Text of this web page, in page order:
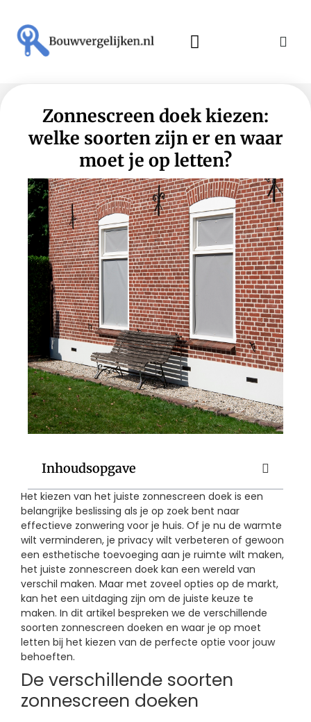
Zonnescreen doek kiezen:
welke soorten zijn er en waar
moet je op letten?
Inhoudsopgave
Het kiezen van het juiste zonnescreen doek is een
belangrijke beslissing als je op zoek bent naar
effectieve zonwering voor je huis. Of je nu de warmte
wilt verminderen, je privacy wilt verbeteren of gewoon
een esthetische toevoeging aan je ruimte wilt maken,
het juiste zonnescreen doek kan een wereld van
verschil maken. Maar met zoveel opties op de markt,
kan het een uitdaging zijn om de juiste keuze te
maken. In dit artikel bespreken we de verschillende
soorten zonnescreen doeken en waar je op moet
letten bij het kiezen van de perfecte optie voor jouw
behoeften.
De verschillende soorten
zonnescreen doeken